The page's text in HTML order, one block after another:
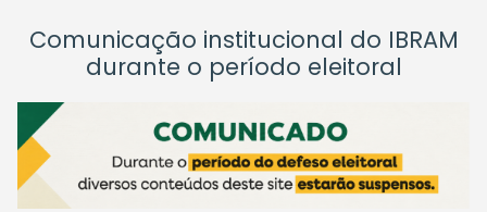
Comunicação institucional do IBRAM
durante o período eleitoral